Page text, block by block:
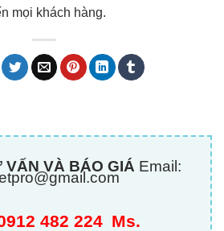
mọi khách hàng.
VẤN VÀ BÁO GIÁ Email:
482 224 Ms.